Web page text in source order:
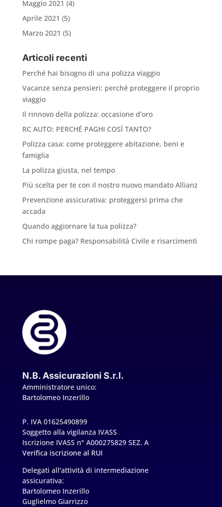
Maggio 2021 (4)
Aprile 2021 (5)
Marzo 2021 (5)
Articoli recenti
Perché hai bisogno di una polizza viaggio
Vacanze senza pensieri: perché proteggere il proprio
viaggio
Il rinnovo della polizza: occasione d’oro
RC AUTO: PERCHÉ PAGHI COSÌ TANTO?
Polizza casa: come proteggere abitazione, beni e
famiglia
La polizza giusta, nel tempo
Più scelta per te con il nostro nuovo mandato Allianz
Prevenzione assicurativa: proteggersi prima che
accada
Quando aggiornare la tua polizza?
Chi rompe paga? Responsabilità Civile e risarcimenti
N.B. Assicurazioni S.r.l.
Amministratore unico:
Bartolomeo Inzerillo
P. IVA 01625490899
Soggetto alla vigilanza IVASS
Iscrizione IVASS n° A000275829 SEZ. A
Verifica iscrizione al RUI
Delegati all'attività di intermediazione
assicurativa:
Bartolomeo Inzerillo
Guglielmo Giarrizzo